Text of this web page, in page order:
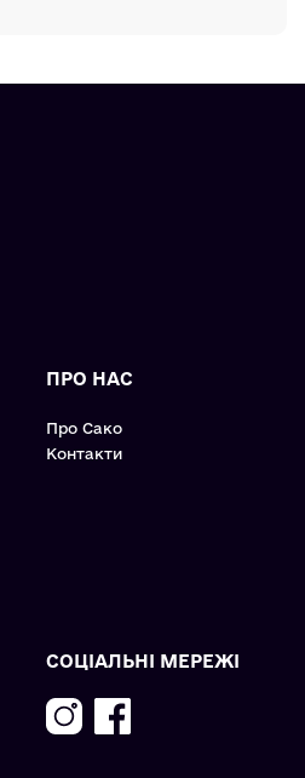
ПРО НАС
Про Сако
Контакти
СОЦІАЛЬНІ МЕРЕЖІ